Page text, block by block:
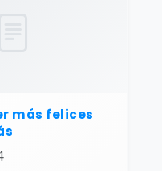
más felices